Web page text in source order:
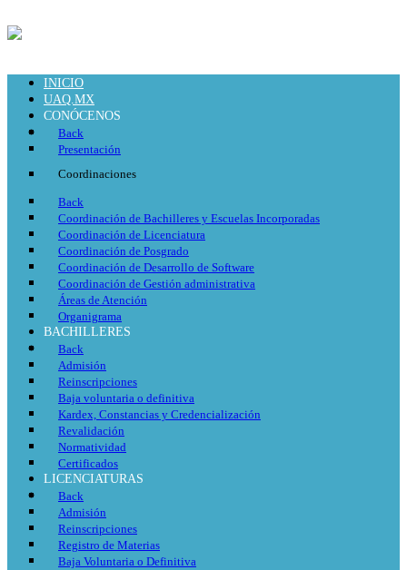
INICIO
UAQ.MX
CONÓCENOS
Back
Presentación
Coordinaciones
Back
Coordinación de Bachilleres y Escuelas Incorporadas
Coordinación de Licenciatura
Coordinación de Posgrado
Coordinación de Desarrollo de Software
Coordinación de Gestión administrativa
Áreas de Atención
Organigrama
BACHILLERES
Back
Admisión
Reinscripciones
Baja voluntaria o definitiva
Kardex, Constancias y Credencialización
Revalidación
Normatividad
Certificados
LICENCIATURAS
Back
Admisión
Reinscripciones
Registro de Materias
Baja Voluntaria o Definitiva